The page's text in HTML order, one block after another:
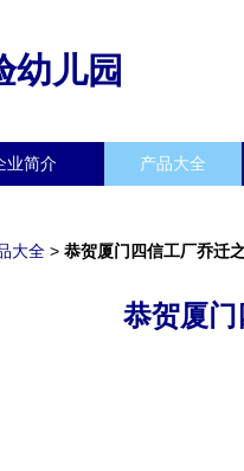
幼儿园
业简介 产品大全
大全 > 恭贺厦门四信工厂乔迁
恭贺厦